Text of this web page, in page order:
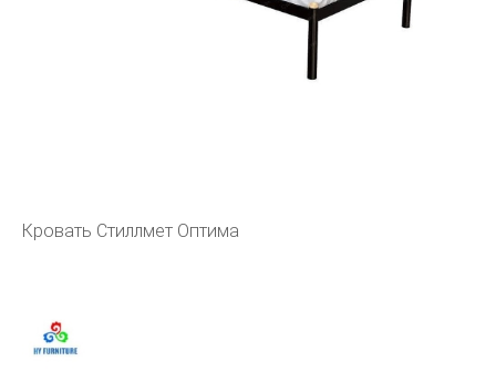
Кровать Стиллмет Оптима